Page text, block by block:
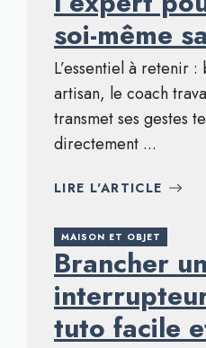
soi-même
L’essentiel à retenir :
artisan, le coach
transmet ses gestes
directement ...
LIRE L'ARTICLE
MAISON ET OBJET
Brancher un
tuto facile